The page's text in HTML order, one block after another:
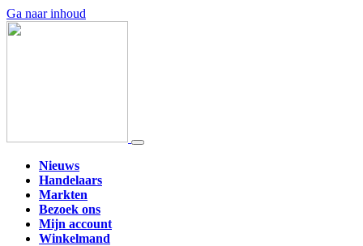
Ga naar inhoud
Nieuws
Handelaars
Markten
Bezoek ons
Mijn account
Winkelmand